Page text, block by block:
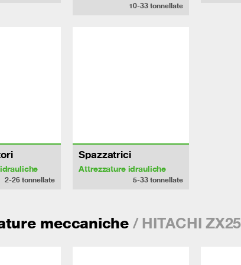
10-33tonnellate
2-26tonnellate
Spazzatrici
Attrezzature idrauliche
5-33tonnellate
meccaniche/ HITACHI